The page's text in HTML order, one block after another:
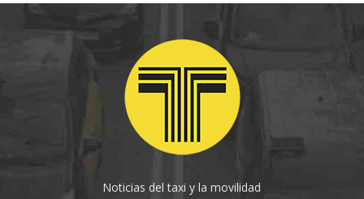
Noticias del taxi y la movilidad